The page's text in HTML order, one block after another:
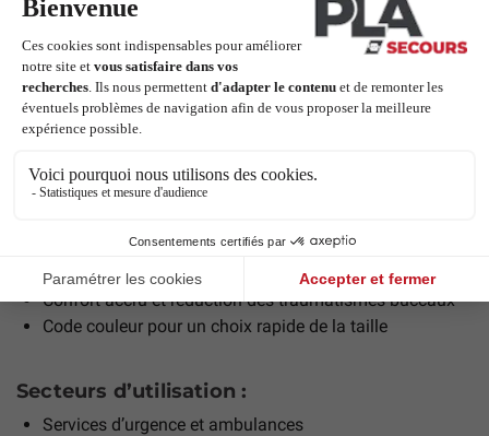
T1 Marron ISO 6.5
T1.5 Blanc ISO 7
T2 Vert ISO 8
T3 Jaune ISO 9
T4 Rouge ISO 10
Sécurité maximale grâce à la conception monobloc
Pas de risque de renfort interne détaché
Confort accru et réduction des traumatismes buccaux
Code couleur pour un choix rapide de la taille
Secteurs d’utilisation :
Services d’urgence et ambulances